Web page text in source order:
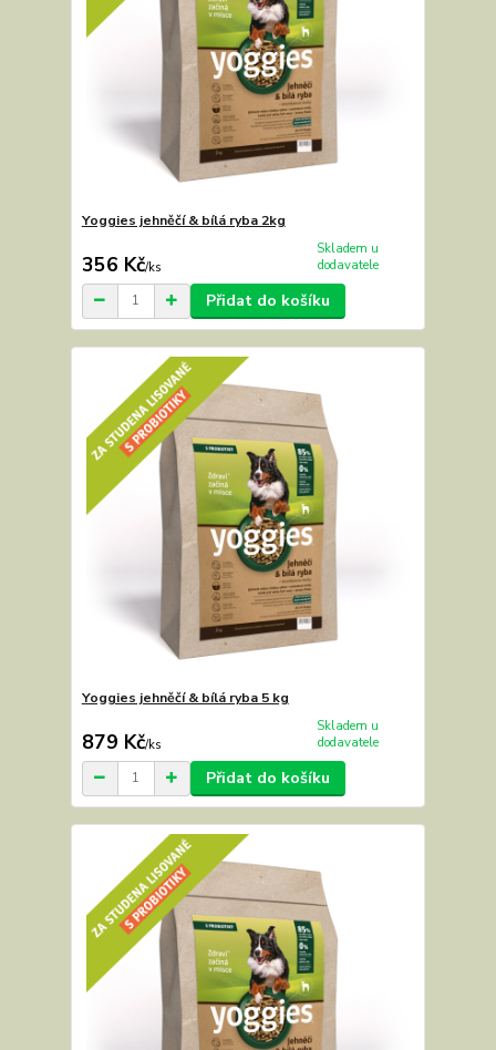
Yoggies jehněčí & bílá ryba 2kg
356 Kč/ks
Skladem u
dodavatele
Přidat do košíku
Yoggies jehněčí & bílá ryba 5 kg
879 Kč/ks
Skladem u
dodavatele
Přidat do košíku